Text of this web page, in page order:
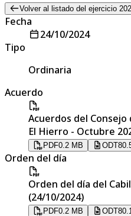
Volver al listado del ejercicio
Fecha
24/10/2024
Tipo
Ordinaria
Acuerdo
Acuerdos del
El Hierro - Octubre
PDF0.2 MB ODT
Orden del día
Orden del día del
(24/10/2024)
PDF0.2 MB ODT